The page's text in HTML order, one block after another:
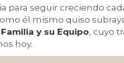
para seguir creciendo
él mismo quiso
y su Equipo, cuyo
hoy.